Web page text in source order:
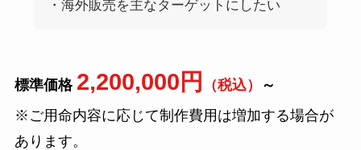
・海外販売を主なターゲットにしたい
標準価格 2,200,000円 （税込）
～
※ご用命内容に応じて制作費用は増加する場合が
あります。